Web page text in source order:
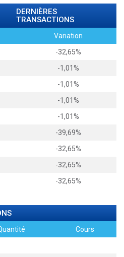
DERNIÈRES
TRANSACTIONS
Variation
-32,65%
-1,01%
-1,01%
-1,01%
-1,01%
-39,69%
-32,65%
-32,65%
-32,65%
Cours